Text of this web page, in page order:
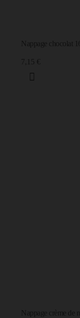
Nappage chocolat
7,15 €
Nappage crème de